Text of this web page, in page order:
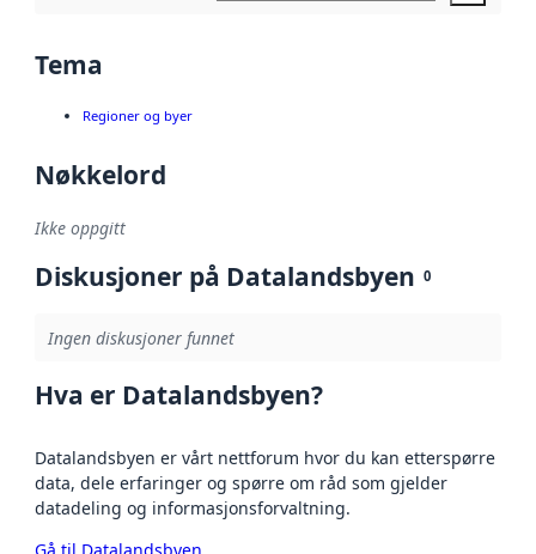
Tema
Regioner og byer
Nøkkelord
Ikke oppgitt
Diskusjoner på Datalandsbyen 0
Ingen diskusjoner funnet
Hva er Datalandsbyen?
Datalandsbyen er vårt nettforum hvor du kan etterspørre
data, dele erfaringer og spørre om råd som gjelder
datadeling og informasjonsforvaltning.